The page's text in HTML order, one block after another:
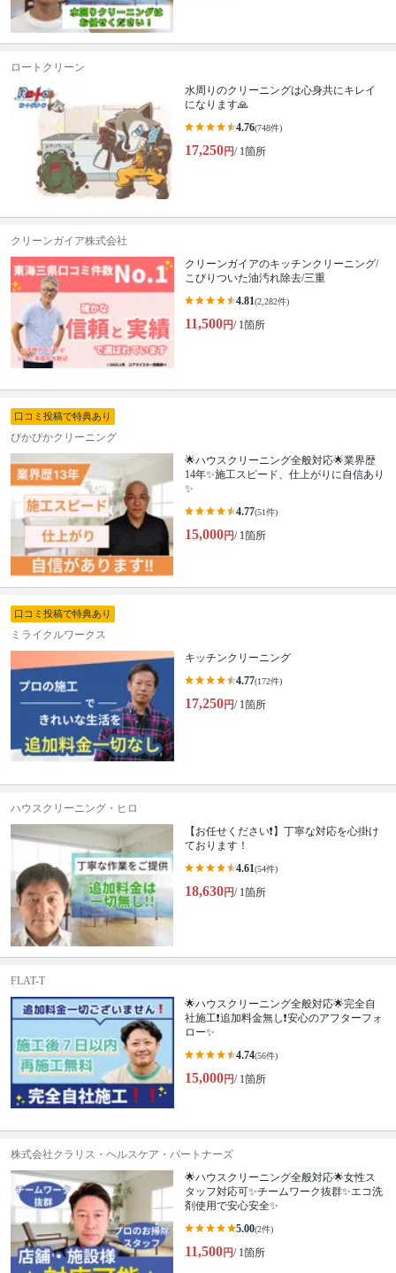
ロートクリーン
水周りのクリーニングは心身共にキレイ
になります🙏
4.76(748件)
17,250円/ 1箇所
クリーンガイア株式会社
クリーンガイアのキッチンクリーニング/
こびりついた油汚れ除去/三重
4.81(2,282件)
11,500円/ 1箇所
口コミ投稿で特典あり
ぴかぴかクリーニング
🌟ハウスクリーニング全般対応🌟業界歴
14年✨施工スピード、仕上がりに自信あり
✨
4.77(51件)
15,000円/ 1箇所
口コミ投稿で特典あり
ミライクルワークス
キッチンクリーニング
4.77(172件)
17,250円/ 1箇所
ハウスクリーニング・ヒロ
【お任せください❗️】丁寧な対応を心掛け
ております！
4.61(54件)
18,630円/ 1箇所
FLAT-T
🌟ハウスクリーニング全般対応🌟完全自
社施工❗️追加料金無し❗️安心のアフターフォ
ロー✨
4.74(56件)
15,000円/ 1箇所
株式会社クラリス・ヘルスケア・パートナーズ
🌟ハウスクリーニング全般対応🌟女性ス
タッフ対応可✨チームワーク抜群✨エコ洗
剤使用で安心安全✨
5.00(2件)
11,500円/ 1箇所